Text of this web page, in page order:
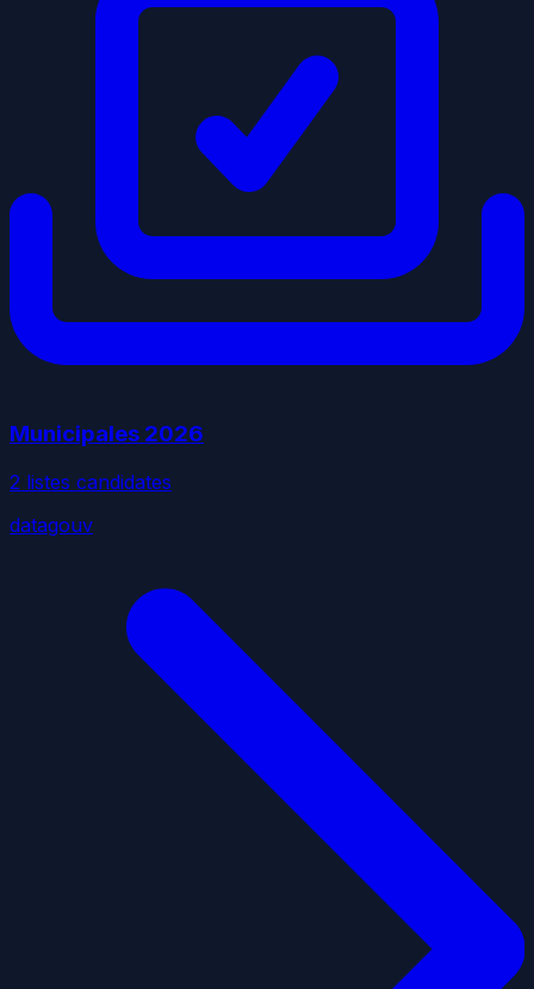
Municipales 2026
2 listes candidates
datagouv